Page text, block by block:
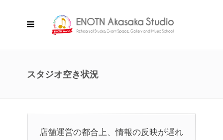
スタジオ空き状況
店舗運営の都合上、情報の反映が遅れ